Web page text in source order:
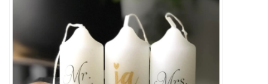
Relatiegeschenken & Bedankjes
Huisparfums